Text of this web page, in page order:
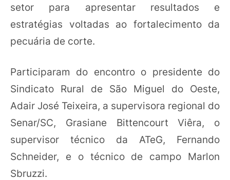
setor para apresentar resultados e
estratégias voltadas ao fortalecimento da
pecuária de corte.
Participaram do encontro o presidente do
Sindicato Rural de São Miguel do Oeste,
Adair José Teixeira, a supervisora regional do
Senar/SC, Grasiane Bittencourt Viêra, o
supervisor técnico da ATeG, Fernando
Schneider, e o técnico de campo Marlon
Sbruzzi.